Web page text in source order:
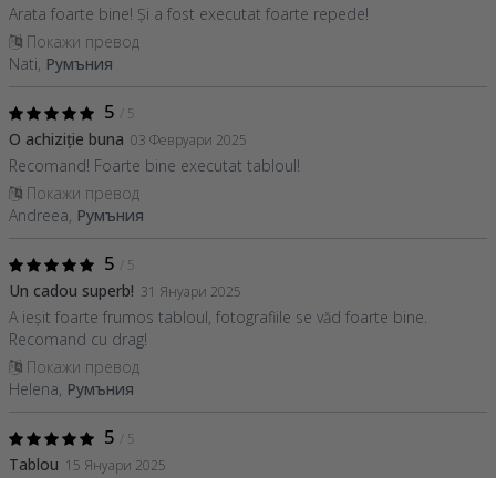
Arata foarte bine! Și a fost executat foarte repede!
Покажи превод
Nati, Румъния
5 / 5
O achiziție buna 03 Февруари 2025
Recomand! Foarte bine executat tabloul!
Покажи превод
Andreea, Румъния
5 / 5
Un cadou superb! 31 Януари 2025
A ieșit foarte frumos tabloul, fotografiile se văd foarte bine.
Recomand cu drag!
Покажи превод
Helena, Румъния
5 / 5
Tablou 15 Януари 2025